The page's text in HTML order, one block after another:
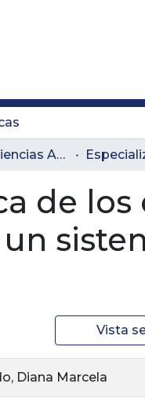
Facultad de Ciencias Administrativas y Agropecuarias
de
Vista
Diana Marcela